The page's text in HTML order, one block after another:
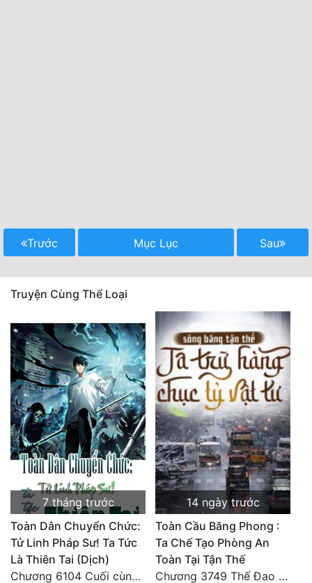
Trước Mục Lục Sau
Truyện Cùng Thể Loại
7 tháng trước
Toàn Dân Chuyển Chức:
Tử Linh Pháp Sư! Ta Tức
Là Thiên Tai (Dịch)
Chương 6104 Cuối cùng (HẾT)
14 ngày trước
Toàn Cầu Băng Phong :
Ta Chế Tạo Phòng An
Toàn Tại Tận Thế
Chương 3749 Thế Đao xuất kích